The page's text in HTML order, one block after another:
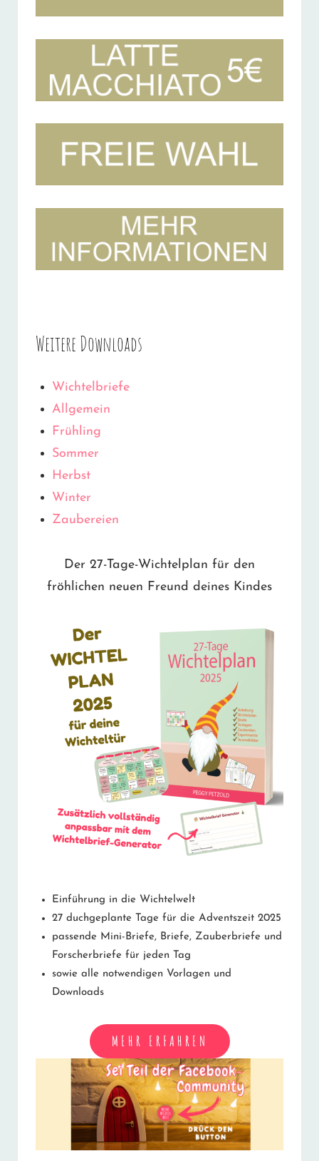
Weitere Downloads
Wichtelbriefe
Allgemein
Frühling
Sommer
Herbst
Winter
Zaubereien
Der 27-Tage-Wichtelplan für den
fröhlichen neuen Freund deines Kindes
Einführung in die Wichtelwelt
27 duchgeplante Tage für die Adventszeit 2025
passende Mini-Briefe, Briefe, Zauberbriefe und
Forscherbriefe für jeden Tag
sowie alle notwendigen Vorlagen und
Downloads
MEHR ERFAHREN